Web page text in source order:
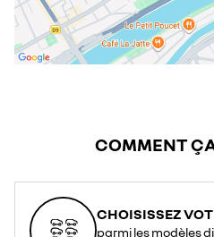
COMMENT
CHOISISSEZ
parmi les modèles